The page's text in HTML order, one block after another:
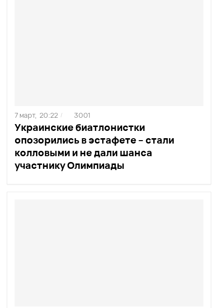
Украинские биатлонистки
опозорились в эстафете – стали
колловыми и не дали шанса
участнику Олимпиады
7 март, 20:22 / 3001